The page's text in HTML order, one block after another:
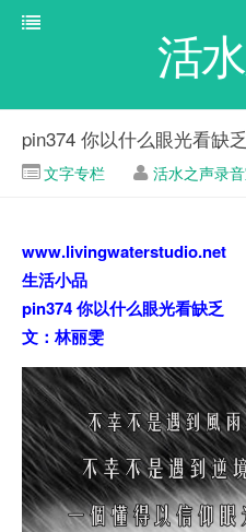
活
pin374 你以什么眼光看缺乏
文字专栏 活水之声录
www.livingwaterstudio.net
生活小品
pin374 你以什么眼光看缺乏
文：林丽雯